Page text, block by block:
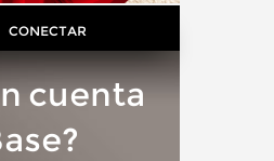
CONECTAR
cuenta